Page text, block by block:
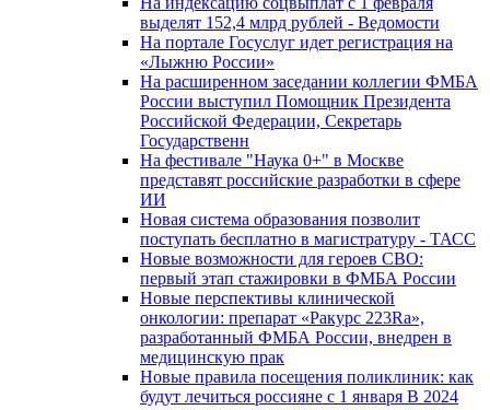
выделят 152,4 млрд рублей - Ведомости
На портале Госуслуг идет регистрация на
«Лыжню России»
На расширенном заседании коллегии ФМБА
России выступил Помощник Президента
Российской Федерации, Секретарь
Государственн
На фестивале "Наука 0+" в Москве
представят российские разработки в сфере
ИИ
Новая система образования позволит
поступать бесплатно в магистратуру - ТАСС
Новые возможности для героев СВО:
первый этап стажировки в ФМБА России
Новые перспективы клинической
онкологии: препарат «Ракурс 223Ra»,
разработанный ФМБА России, внедрен в
медицинскую прак
Новые правила посещения поликлиник: как
будут лечиться россияне с 1 января В 2024